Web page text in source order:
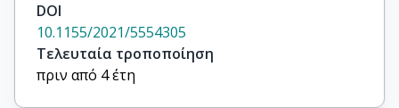
DOI
10.1155/2021/5554305
Τελευταία τροποποίηση
πριν από 4 έτη